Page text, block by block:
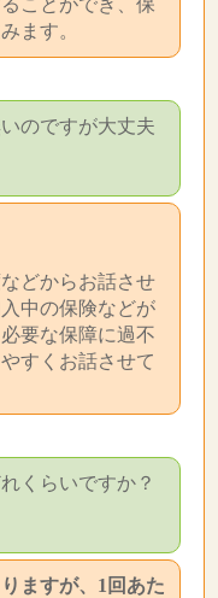
ことができ、保
ます。
のですが大丈夫
どからお話させ
中の保険などが
要な保障に過不
すくお話させて
くらいですか？
ますが、1回あた